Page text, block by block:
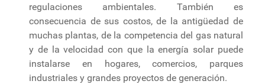
regulaciones ambientales. También es
consecuencia de sus costos, de la antigüedad de
muchas plantas, de la competencia del gas natural
y de la velocidad con que la energía solar puede
instalarse en hogares, comercios, parques
industriales y grandes proyectos de generación.